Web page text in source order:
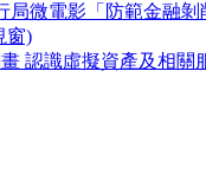
局微電影「防範金融剝
窗)
認識虛擬資產及相關